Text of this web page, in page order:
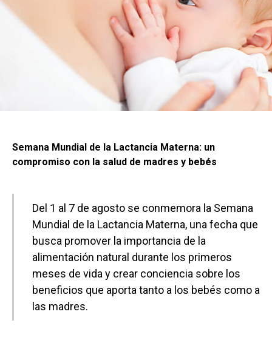
Semana Mundial de la Lactancia Materna: un
compromiso con la salud de madres y bebés
Del 1 al 7 de agosto se conmemora la Semana
Mundial de la Lactancia Materna, una fecha que
busca promover la importancia de la
alimentación natural durante los primeros
meses de vida y crear conciencia sobre los
beneficios que aporta tanto a los bebés como a
las madres.